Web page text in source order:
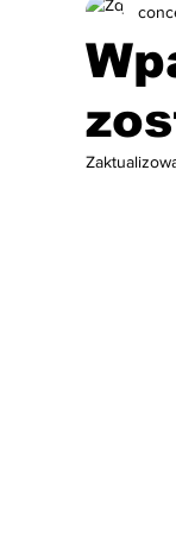
Różne + video-blog